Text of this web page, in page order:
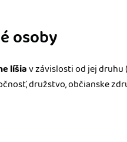
osoby
líšiav závislosti od jej druhu
družstvo, občianske